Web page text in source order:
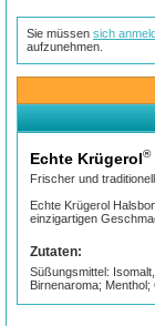
Sie müssensich
aufzunehmen.
Echte Krügerol®
Frischer und
Echte Krügerol
einzigartigen
Zutaten:
Süßungsmittel:
Birnenaroma;